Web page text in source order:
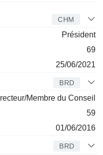
CHM
Président
69
25/06/2021
BRD
Membre du Conseil
59
01/06/2016
BRD